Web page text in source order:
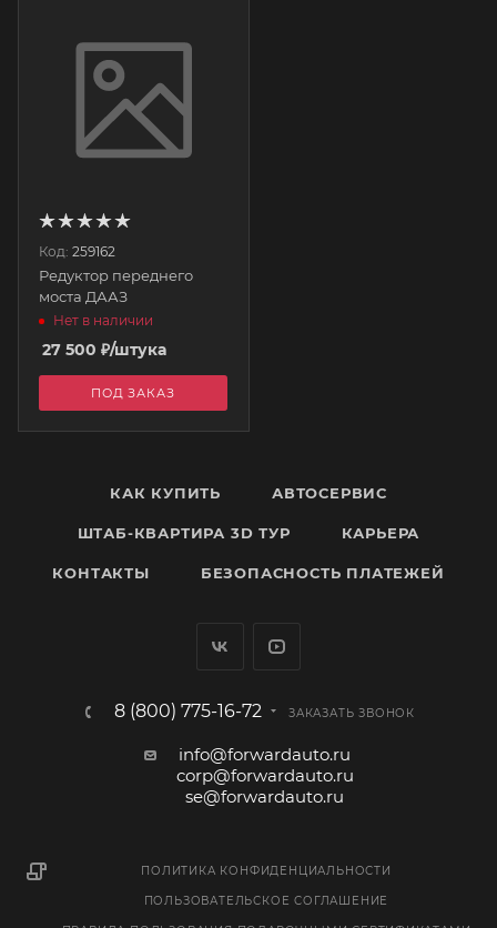
Код: 259162
Редуктор переднего
моста ДААЗ
Нет в наличии
27 500 ₽/штука
ПОД ЗАКАЗ
КАК КУПИТЬ АВТОСЕРВИС
ШТАБ-КВАРТИРА 3D ТУР КАРЬЕРА
КОНТАКТЫ БЕЗОПАСНОСТЬ ПЛАТЕЖЕЙ
8 (800) 775-16-72 ЗАКАЗАТЬ ЗВОНОК
info@forwardauto.ru
corp@forwardauto.ru
se@forwardauto.ru
ПОЛИТИКА КОНФИДЕНЦИАЛЬНОСТИ
ПОЛЬЗОВАТЕЛЬСКОЕ СОГЛАШЕНИЕ